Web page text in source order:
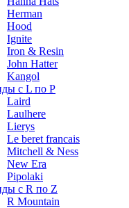
Herman
Hood
Ignite
Iron & Resin
John Hatter
Kangol
с L по P
Laird
Laulhere
Lierys
Le beret francais
Mitchell & Ness
New Era
Pipolaki
с R по Z
R Mountain